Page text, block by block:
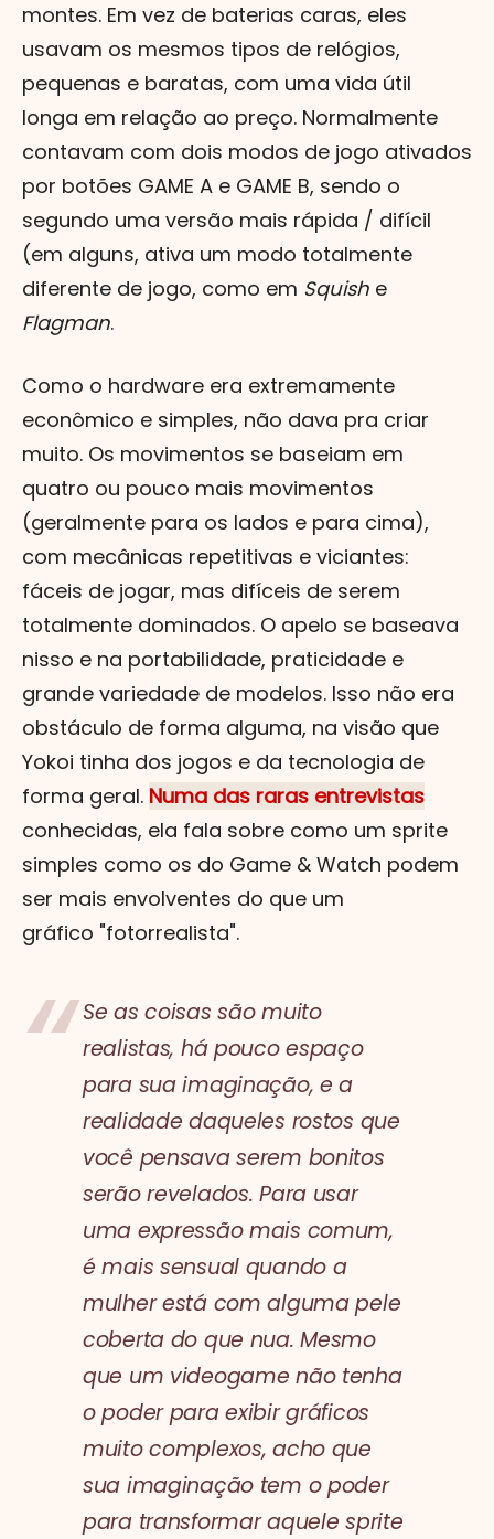
montes. Em vez de baterias caras, eles
usavam os mesmos tipos de relógios,
pequenas e baratas, com uma vida útil
longa em relação ao preço. Normalmente
contavam com dois modos de jogo ativados
por botões GAME A e GAME B, sendo o
segundo uma versão mais rápida / difícil
(em alguns, ativa um modo totalmente
diferente de jogo, como em Squish e
Flagman.
Como o hardware era extremamente
econômico e simples, não dava pra criar
muito. Os movimentos se baseiam em
quatro ou pouco mais movimentos
(geralmente para os lados e para cima),
com mecânicas repetitivas e viciantes:
fáceis de jogar, mas difíceis de serem
totalmente dominados. O apelo se baseava
nisso e na portabilidade, praticidade e
grande variedade de modelos. Isso não era
obstáculo de forma alguma, na visão que
Yokoi tinha dos jogos e da tecnologia de
forma geral. Numa das raras entrevistas
conhecidas, ela fala sobre como um sprite
simples como os do Game & Watch podem
ser mais envolventes do que um
gráfico "fotorrealista".
Se as coisas são muito
realistas, há pouco espaço
para sua imaginação, e a
realidade daqueles rostos que
você pensava serem bonitos
serão revelados. Para usar
uma expressão mais comum,
é mais sensual quando a
mulher está com alguma pele
coberta do que nua. Mesmo
que um videogame não tenha
o poder para exibir gráficos
muito complexos, acho que
sua imaginação tem o poder
para transformar aquele sprite